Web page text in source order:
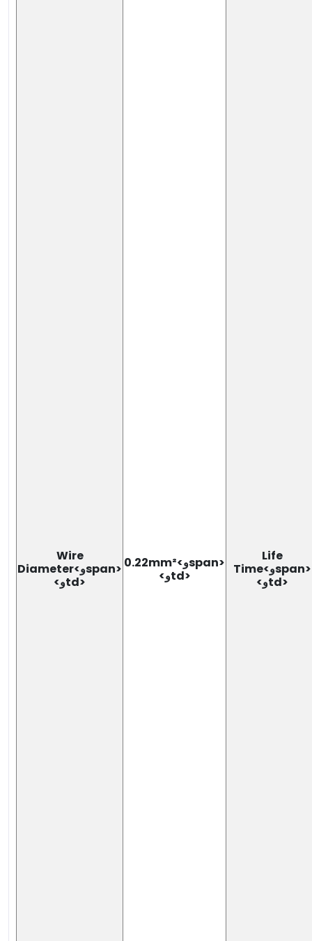
Wire
Diameter<وspan>
<وtd>
0.22mm²<وspan>
<وtd>
Life
Time<وspan>
<وtd>